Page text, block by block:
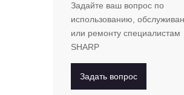
Задайте ваш вопрос по
использованию,
или ремонту специалистам
SHARP
Задать вопрос